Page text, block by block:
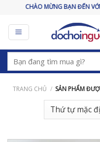
content
CHÀO MỪNG BẠN ĐẾN
Tìm
kiếm:
TRANG CHỦ / SẢN PHẨM